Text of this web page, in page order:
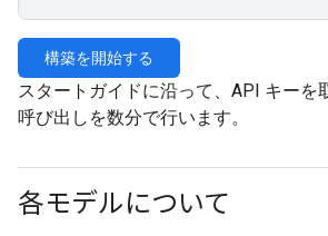
構築を開始する
スタートガイドに沿って、API キーを
呼び出しを数分で行います。
各モデルについて